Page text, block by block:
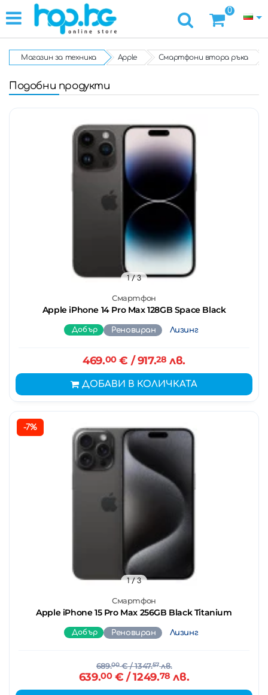
0
Магазин за техника Apple Смартфони втора ръка
Подобни продукти
Смартфон
Apple iPhone 14 Pro Max 128GB Space Black
1/ 3
Добър Реновиран Лизинг
469.00€ / 917.28 лв.
ДОБАВИ В КОЛИЧКАТА
-7%
Смартфон
Apple iPhone 15 Pro Max 256GB Black Titanium
1/ 3
Добър Реновиран Лизинг
689.00€/ 1347.57лв.
639.00€ / 1249.78 лв.